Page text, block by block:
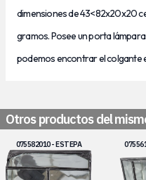
dimensiones de 43<82x20x20
gramos. Posee un porta
podemos encontrar el colgante
Otros productos del
075582010 - ESTEPA